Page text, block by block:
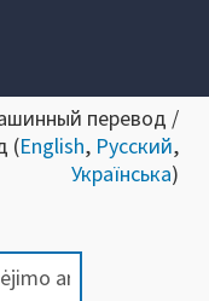
перевод /
(English, Русский,
Українська)